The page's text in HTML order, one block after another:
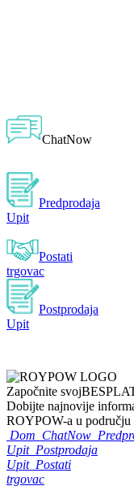
ChatNow
Predprodaja
Upit
Postati
trgovac
Postprodaja
Upit
Započnite svoj
Dobijte najnovije
ROYPOW-a u području
Dom ChatNow
Upit Postprodaja
Upit Postati
trgovac